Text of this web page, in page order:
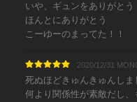
いや、ギュンをありがとう
ほんとにありがとう
こーゆーのまってた！！
2020/12/31
死ぬほどきゅんきゅんしま
何より関係性が素敵だし